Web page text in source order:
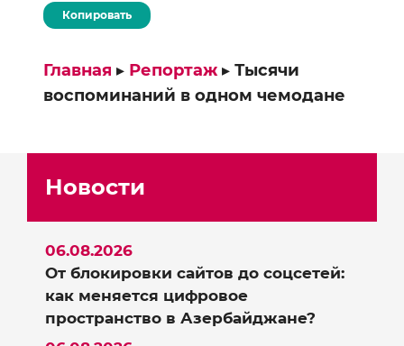
Копировать
Главная ▸ Репортаж ▸ Тысячи
воспоминаний в одном чемодане
Новости
От блокировки сайтов до соцсетей:
как меняется цифровое
пространство в Азербайджане?
06.08.2026